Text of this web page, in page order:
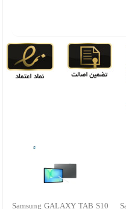
Samsung GALAXY TAB S10